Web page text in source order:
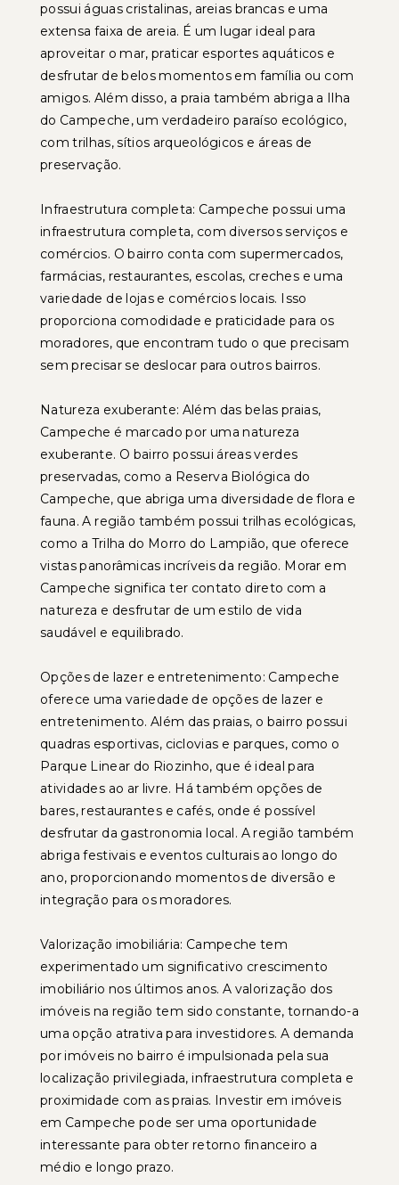
possui águas cristalinas, areias brancas e uma
extensa faixa de areia. É um lugar ideal para
aproveitar o mar, praticar esportes aquáticos e
desfrutar de belos momentos em família ou com
amigos. Além disso, a praia também abriga a Ilha
do Campeche, um verdadeiro paraíso ecológico,
com trilhas, sítios arqueológicos e áreas de
preservação.
Infraestrutura completa: Campeche possui uma
infraestrutura completa, com diversos serviços e
comércios. O bairro conta com supermercados,
farmácias, restaurantes, escolas, creches e uma
variedade de lojas e comércios locais. Isso
proporciona comodidade e praticidade para os
moradores, que encontram tudo o que precisam
sem precisar se deslocar para outros bairros.
Natureza exuberante: Além das belas praias,
Campeche é marcado por uma natureza
exuberante. O bairro possui áreas verdes
preservadas, como a Reserva Biológica do
Campeche, que abriga uma diversidade de flora e
fauna. A região também possui trilhas ecológicas,
como a Trilha do Morro do Lampião, que oferece
vistas panorâmicas incríveis da região. Morar em
Campeche significa ter contato direto com a
natureza e desfrutar de um estilo de vida
saudável e equilibrado.
Opções de lazer e entretenimento: Campeche
oferece uma variedade de opções de lazer e
entretenimento. Além das praias, o bairro possui
quadras esportivas, ciclovias e parques, como o
Parque Linear do Riozinho, que é ideal para
atividades ao ar livre. Há também opções de
bares, restaurantes e cafés, onde é possível
desfrutar da gastronomia local. A região também
abriga festivais e eventos culturais ao longo do
ano, proporcionando momentos de diversão e
integração para os moradores.
Valorização imobiliária: Campeche tem
experimentado um significativo crescimento
imobiliário nos últimos anos. A valorização dos
imóveis na região tem sido constante, tornando-a
uma opção atrativa para investidores. A demanda
por imóveis no bairro é impulsionada pela sua
localização privilegiada, infraestrutura completa e
proximidade com as praias. Investir em imóveis
em Campeche pode ser uma oportunidade
interessante para obter retorno financeiro a
médio e longo prazo.